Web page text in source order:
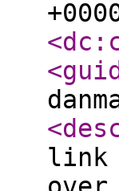
<guid
link